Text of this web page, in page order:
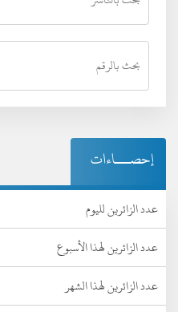
إحصـــاءات
عدد الزائرين لليوم
عدد الزائرين لهذا الأسبوع
عدد الزائرين لهذا الشهر